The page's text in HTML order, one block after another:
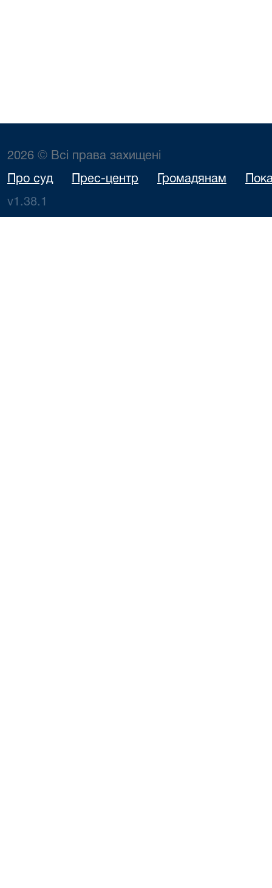
2026 © Всі права захищені
Про суд Прес-центр Громадянам
v1.38.1